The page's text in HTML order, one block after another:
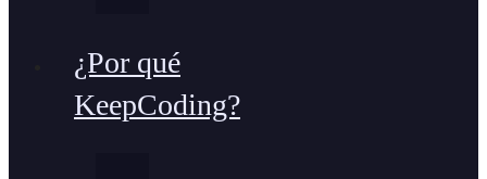
¿Por qué
KeepCoding?